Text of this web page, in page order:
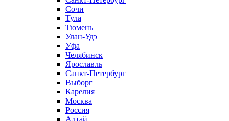
Сочи
Тула
Тюмень
Улан-Удэ
Уфа
Челябинск
Ярославль
Санкт-Петербург
Выборг
Карелия
Москва
Россия
Алтай